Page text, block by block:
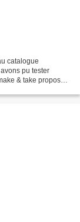
catalogue
pu tester
& take proposés: